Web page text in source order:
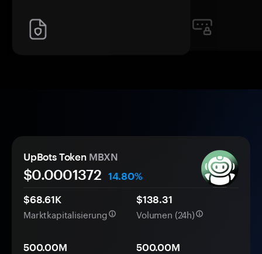
UpBots Token MBXN
$0.0001372
14.80%
$68.61K
Marktkapitalisierung
$138.31
Volumen (24h)
500.00M 500.00M